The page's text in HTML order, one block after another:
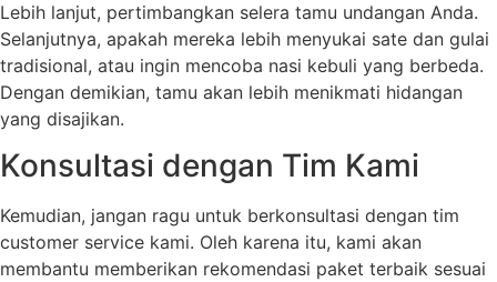
Lebih lanjut, pertimbangkan selera tamu undangan Anda.
Selanjutnya, apakah mereka lebih menyukai sate dan gulai
tradisional, atau ingin mencoba nasi kebuli yang berbeda.
Dengan demikian, tamu akan lebih menikmati hidangan
yang disajikan.
Konsultasi dengan Tim Kami
Kemudian, jangan ragu untuk berkonsultasi dengan tim
customer service kami. Oleh karena itu, kami akan
membantu memberikan rekomendasi paket terbaik sesuai